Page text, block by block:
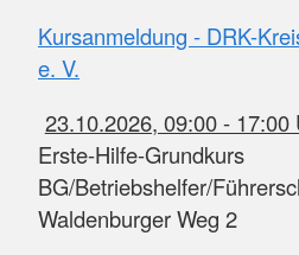
Kursanmeldung - DRK-
e. V.
23.10.2026, 09:00 - 17:00
Erste-Hilfe-Grundkurs
BG/Betriebshelfer/
Waldenburger Weg 2